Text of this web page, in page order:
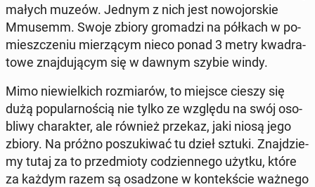
małych muzeów. Jednym z nich jest no­wo­jor­skie
Mmusemm. Swoje zbiory gro­ma­dzi na półkach w po­
miesz­cze­niu mie­rzą­cym nieco ponad 3 metry kwa­dra­
to­we znaj­du­ją­cym się w dawnym szybie windy.
Mimo nie­wiel­kich roz­mia­rów, to miejsce cieszy się
dużą po­pu­lar­no­ścią nie tylko ze względu na swój oso­
bli­wy cha­rak­ter, ale również przekaz, jaki niosą jego
zbiory. Na próżno po­szu­ki­wać tu dzieł sztuki. Znaj­dzie­
my tutaj za to przed­mio­ty co­dzien­ne­go użytku, które
za każdym razem są osa­dzo­ne w kon­tek­ście ważnego